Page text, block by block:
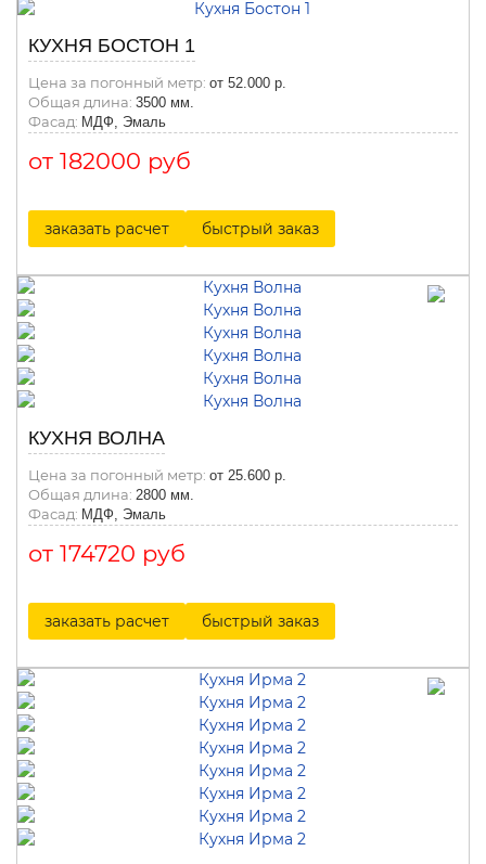
КУХНЯ БОСТОН 1
Цена за погонный метр: от 52.000 р.
Общая длина: 3500 мм.
Фасад: МДФ, Эмаль
от 182000 руб
заказать расчет быстрый заказ
КУХНЯ ВОЛНА
Цена за погонный метр: от 25.600 р.
Общая длина: 2800 мм.
Фасад: МДФ, Эмаль
от 174720 руб
заказать расчет быстрый заказ